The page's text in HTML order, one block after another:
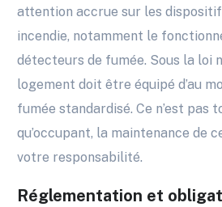
attention accrue sur les
incendie, notamment le
détecteurs de fumée. Sous la loi
logement doit être équipé d’au
fumée standardisé. Ce n’est pas
qu’occupant, la maintenance de
votre responsabilité.
Réglementation et